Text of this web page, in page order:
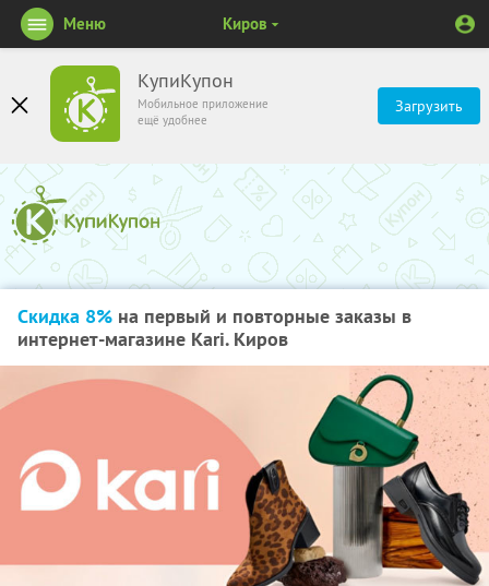
КупиКупон
Мобильное приложение
ещё удобнее
Загрузить
Меню Киров
Скидка 8% на первый и повторные заказы в
интернет-магазине Kari. Киров